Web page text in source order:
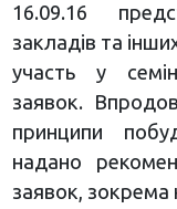
16.09.16
закладів та
участь у
заявок.
принципи
надано
заявок,